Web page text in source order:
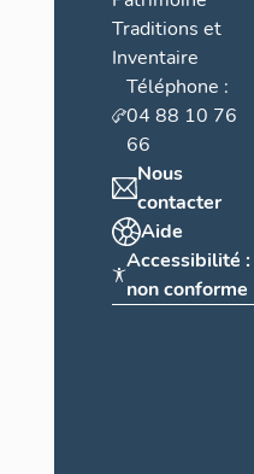
Traditions et
Inventaire
Téléphone :
04 88 10 76
66
Nous
contacter
Aide
Accessibilité :
non conforme